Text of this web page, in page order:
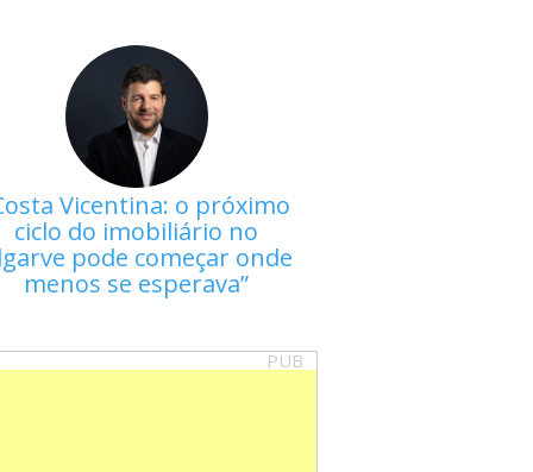
Vicentina: o próximo
ciclo do imobiliário no
pode começar onde
menos se esperava
PUB